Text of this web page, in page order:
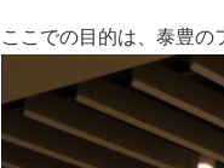
ここでの目的は、泰豊の